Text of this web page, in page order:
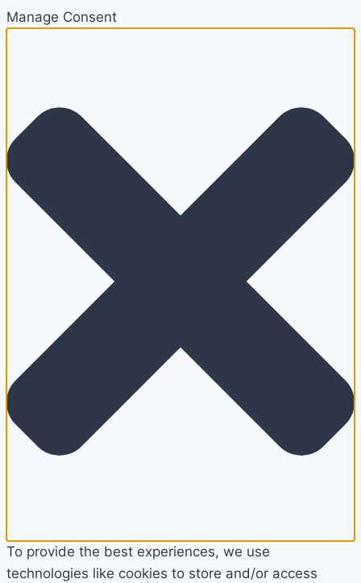
Manage Consent
To provide the best experiences, we use
technologies like cookies to store and/or access